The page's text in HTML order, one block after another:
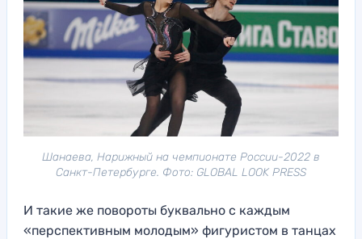
Шанаева, Нарижный на чемпионате России-2022 в
Санкт-Петербурге. Фото: GLOBAL LOOK PRESS
И такие же повороты буквально с каждым
«перспективным молодым» фигуристом в танцах